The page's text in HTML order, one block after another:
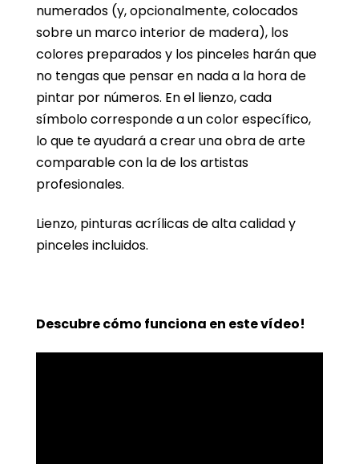
numerados (y, opcionalmente, colocados
sobre un marco interior de madera), los
colores preparados y los pinceles harán que
no tengas que pensar en nada a la hora de
pintar por números. En el lienzo, cada
símbolo corresponde a un color específico,
lo que te ayudará a crear una obra de arte
comparable con la de los artistas
profesionales.
Lienzo, pinturas acrílicas de alta calidad y
pinceles incluidos.
Descubre cómo funciona en este vídeo!